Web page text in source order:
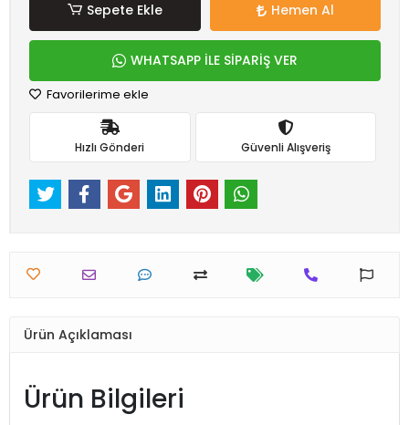
Sepete Ekle Hemen Al
WHATSAPP İLE SİPARİŞ VER
Favorilerime ekle
Hızlı Gönderi Güvenli Alışveriş
Ürün Açıklaması
Ürün Bilgileri